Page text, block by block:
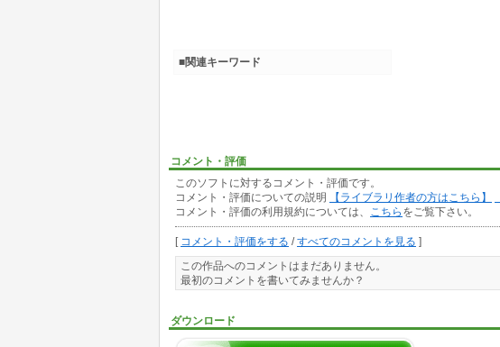
コメント・評価
このソフトに対するコメント・評価です。
コメント・評価についての説明
【ライブラリ作者の方はこちら】
コメント・評価の利用規約については、
こちら をご覧下さい。
[ コメント・評価をする /すべてのコメントを見る ]
この作品へのコメントはまだありません。
最初のコメントを書いてみませんか？
ダウンロード
■関連キーワード